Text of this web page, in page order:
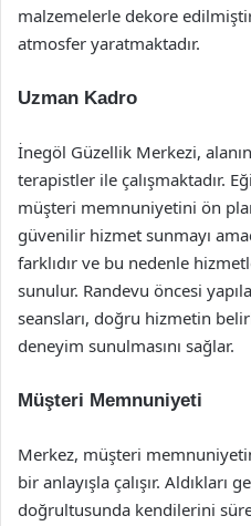
malzemelerle dekore
atmosfer yaratmaktadır.
Uzman Kadro
İnegöl Güzellik Merkezi,
terapistler ile çalışmaktadır.
müşteri memnuniyetini ön
güvenilir hizmet sunmayı
farklıdır ve bu nedenle
sunulur. Randevu öncesi
seansları, doğru hizmetin
deneyim sunulmasını sağlar.
Müşteri Memnuniyeti
Merkez, müşteri
bir anlayışla çalışır. Aldıkları
doğrultusunda kendilerini